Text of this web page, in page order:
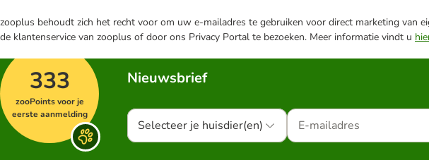
zooplus behoudt zich het recht voor om uw e-mailadres te gebruiken voor direct marketing van
de klantenservice van zooplus of door ons Privacy Portal te bezoeken. Meer informatie vindt u
333
zooPoints voor je
eerste aanmelding
Nieuwsbrief
Selecteer je huisdier(en)